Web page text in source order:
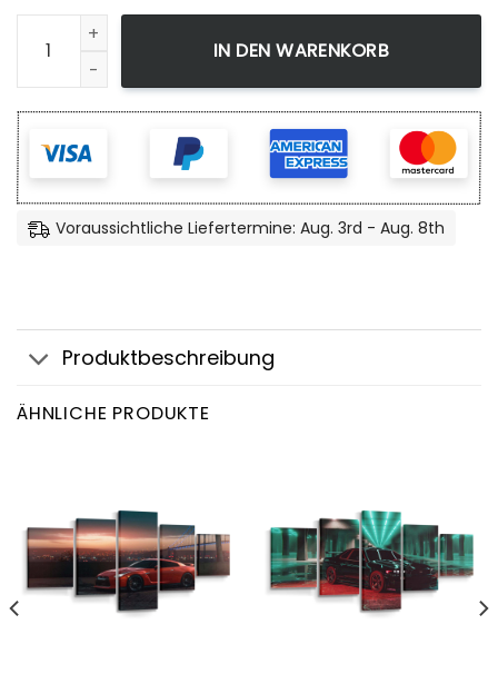
Leinwandbild Schwarz Und Weiß Aventador Racing
IN DEN WARENKORB
Voraussichtliche Liefertermine: Aug. 3rd - Aug. 8th
Produktbeschreibung
ÄHNLICHE PRODUKTE